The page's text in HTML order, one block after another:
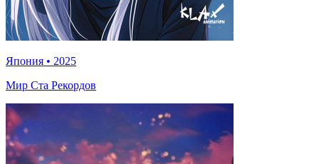
Япония • 2025
Мир Ста Рекордов